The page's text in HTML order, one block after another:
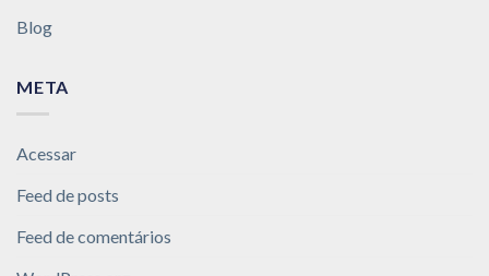
Blog
META
Acessar
Feed de posts
Feed de comentários